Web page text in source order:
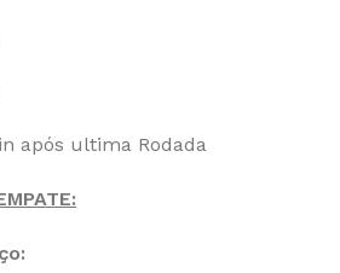
após ultima Rodada